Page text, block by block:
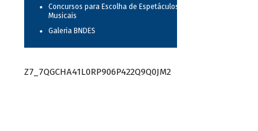
Concursos para Escolha de Espetáculos
Musicais
Galeria BNDES
Z7_7QGCHA41L0RP906P422Q9Q0JM2